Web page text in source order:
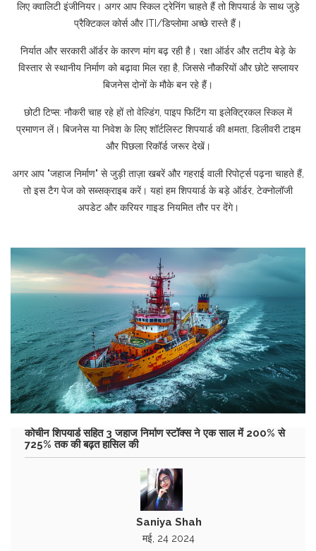
लिए क्वालिटी इंजीनियर। अगर आप स्किल ट्रेनिंग चाहते हैं तो शिपयार्ड के साथ जुड़े
प्रैक्टिकल कोर्स और ITI/डिप्लोमा अच्छे रास्ते हैं।
निर्यात और सरकारी ऑर्डर के कारण मांग बढ़ रही है। रक्षा ऑर्डर और तटीय बेड़े के
विस्तार से स्थानीय निर्माण को बढ़ावा मिल रहा है, जिससे नौकरियों और छोटे सप्लायर
बिजनेस दोनों के मौके बन रहे हैं।
छोटी टिप्स: नौकरी चाह रहे हों तो वेल्डिंग, पाइप फिटिंग या इलेक्ट्रिकल स्किल में
प्रमाणन लें। बिजनेस या निवेश के लिए शॉर्टलिस्ट शिपयार्ड की क्षमता, डिलीवरी टाइम
और पिछला रिकॉर्ड जरूर देखें।
अगर आप "जहाज निर्माण" से जुड़ी ताज़ा खबरें और गहराई वाली रिपोर्ट्स पढ़ना चाहते हैं,
तो इस टैग पेज को सब्सक्राइब करें। यहां हम शिपयार्ड के बड़े ऑर्डर, टेक्नोलॉजी
अपडेट और करियर गाइड नियमित तौर पर देंगे।
कोचीन शिपयार्ड सहित 3 जहाज निर्माण स्टॉक्स ने एक साल में 200% से
725% तक की बढ़त हासिल की
Saniya Shah
मई, 24 2024